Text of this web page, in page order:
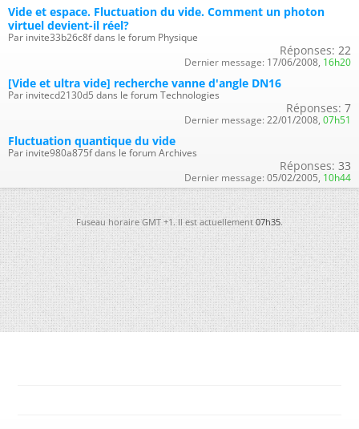
Vide et espace. Fluctuation du vide. Comment un photon
virtuel devient-il réel?
Par invite33b26c8f dans le forum Physique
Réponses: 22
Dernier message: 17/06/2008, 16h20
[Vide et ultra vide] recherche vanne d'angle DN16
Par invitecd2130d5 dans le forum Technologies
Réponses: 7
Dernier message: 22/01/2008, 07h51
Fluctuation quantique du vide
Par invite980a875f dans le forum Archives
Réponses: 33
Dernier message: 05/02/2005, 10h44
Fuseau horaire GMT +1. Il est actuellement07h35.